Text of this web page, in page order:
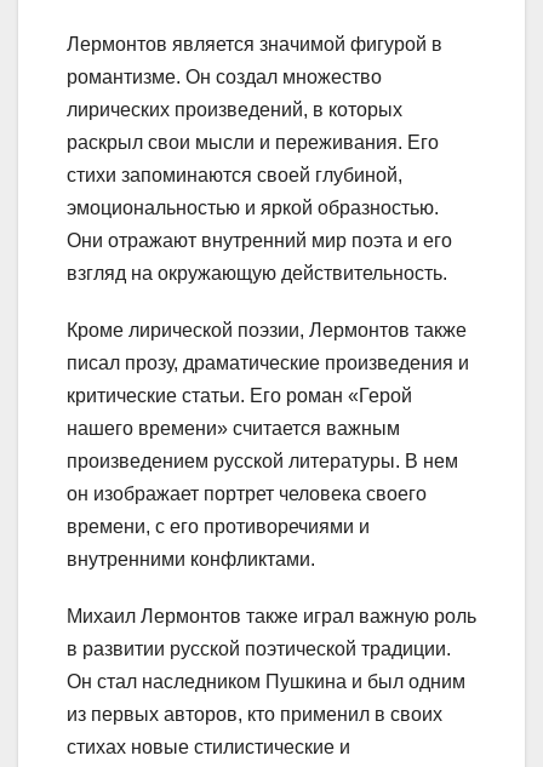
Лермонтов является значимой фигурой в
романтизме. Он создал множество
лирических произведений, в которых
раскрыл свои мысли и переживания. Его
стихи запоминаются своей глубиной,
эмоциональностью и яркой образностью.
Они отражают внутренний мир поэта и его
взгляд на окружающую действительность.
Кроме лирической поэзии, Лермонтов также
писал прозу, драматические произведения и
критические статьи. Его роман «Герой
нашего времени» считается важным
произведением русской литературы. В нем
он изображает портрет человека своего
времени, с его противоречиями и
внутренними конфликтами.
Михаил Лермонтов также играл важную роль
в развитии русской поэтической традиции.
Он стал наследником Пушкина и был одним
из первых авторов, кто применил в своих
стихах новые стилистические и